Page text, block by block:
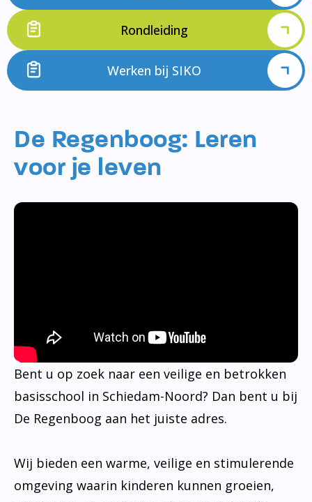
Rondleiding
Werken bij SIKO
De Regenboog: Leren
voor je leven
Bent u op zoek naar een veilige en betrokken
basisschool in Schiedam-Noord? Dan bent u bij
De Regenboog aan het juiste adres.
Wij bieden een warme, veilige en stimulerende
omgeving waarin kinderen kunnen groeien,